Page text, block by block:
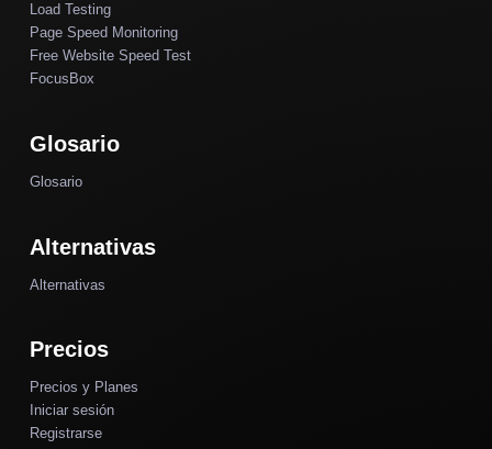
Load Testing
Page Speed Monitoring
Free Website Speed Test
FocusBox
Glosario
Glosario
Alternativas
Alternativas
Precios
Precios y Planes
Iniciar sesión
Registrarse